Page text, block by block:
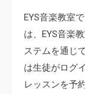
EYS音楽教室
は、EYS音楽
ステムを通じ
は生徒がログ
レッスンを予